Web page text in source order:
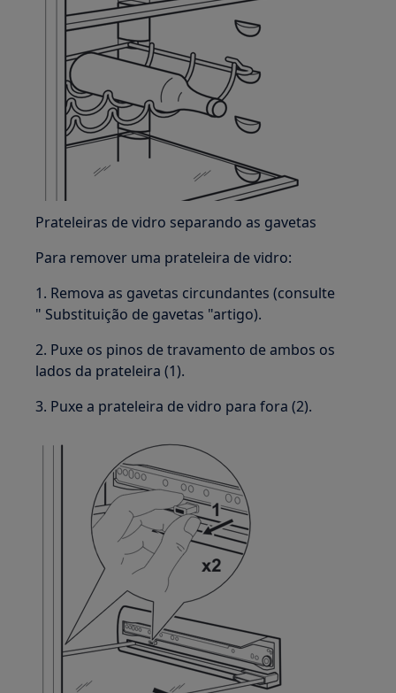
Prateleiras de vidro separando as gavetas
Para remover uma prateleira de vidro:
1. Remova as gavetas circundantes (consulte
" Substituição de gavetas "artigo).
2. Puxe os pinos de travamento de ambos os
lados da prateleira (1).
3. Puxe a prateleira de vidro para fora (2).